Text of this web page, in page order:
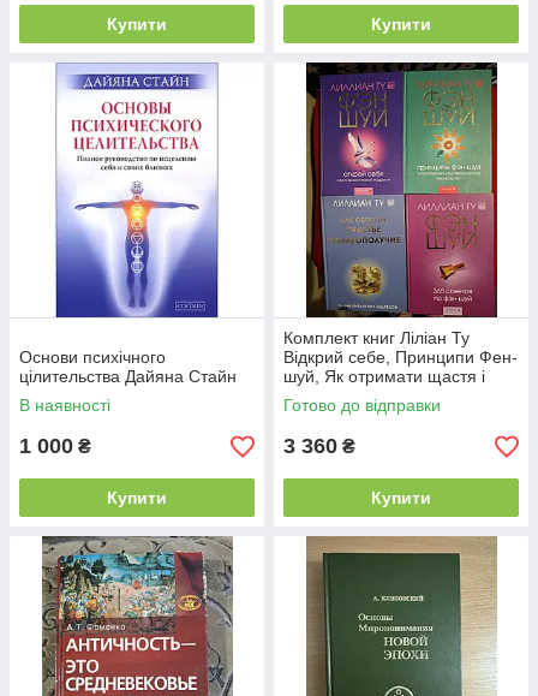
Купити Купити
Основи психічного
цілительства Дайяна Стайн
В наявності
1 000 ₴
Купити
Комплект книг Ліліан Ту
Відкрий себе, Принципи Фен-
шуй, Як отримати щастя і
благополуччя,365 порад з
Фен-шуй
Готово до відправки
3 360 ₴
Купити